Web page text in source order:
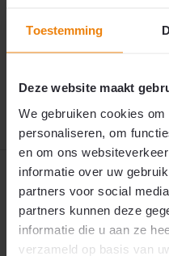
Toestemming
Deze website maakt
We gebruiken cookies
personaliseren, om
en om ons
informatie over uw
partners voor social
partners kunnen deze
informatie die u aan ze
verzameld op basis van
€ 49,50 ✅Snelle
Dit product is
🚚 Verwachte
Productomschrijving
Productvideo